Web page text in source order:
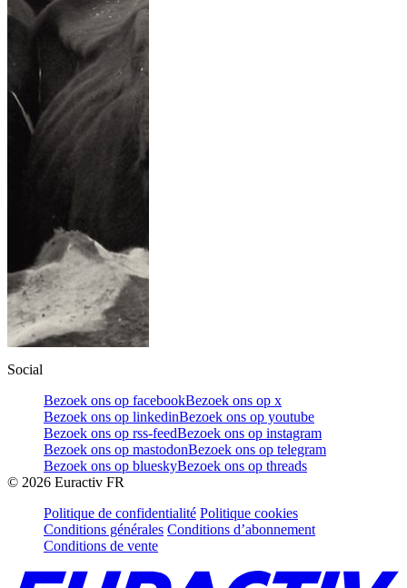
Social
Bezoek ons op facebookBezoek ons op x
Bezoek ons op linkedinBezoek ons op youtube
Bezoek ons op rss-feedBezoek ons op instagram
Bezoek ons op mastodonBezoek ons op telegram
Bezoek ons op blueskyBezoek ons op threads
© 2026 Euractiv FR
Politique de confidentialité Politique cookies
Conditions générales Conditions d’abonnement
Conditions de vente